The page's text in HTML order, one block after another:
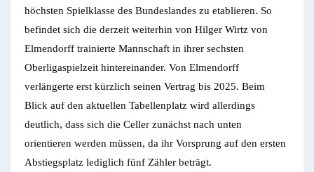
höchsten Spielklasse des Bundeslandes zu etablieren. So
befindet sich die derzeit weiterhin von Hilger Wirtz von
Elmendorff trainierte Mannschaft in ihrer sechsten
Oberligaspielzeit hintereinander. Von Elmendorff
verlängerte erst kürzlich seinen Vertrag bis 2025. Beim
Blick auf den aktuellen Tabellenplatz wird allerdings
deutlich, dass sich die Celler zunächst nach unten
orientieren werden müssen, da ihr Vorsprung auf den ersten
Abstiegsplatz lediglich fünf Zähler beträgt.